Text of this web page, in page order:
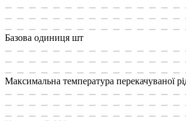
Базова одиниця шт
Максимальна температура перекачуваної